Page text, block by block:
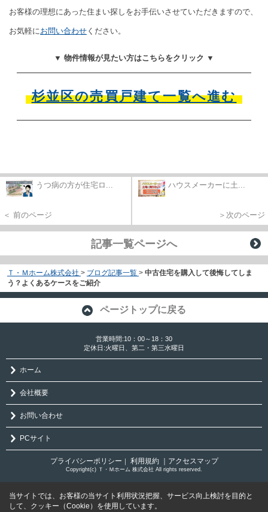
お客様の理想にあった住まい探しをお手伝いさせていただきますので、
お気軽に お問い合わせ ください。
▼ 物件情報が見たい方はこちらをクリック ▼
杉並区の売買戸建て一覧へ進む
うつ病の方が住宅ロ...
＜ 前のページ
ハウスメーカーに土...
＞次のページ
記事一覧ページへ
Ｔ・Ｍホーム株式会社 > ブログ記事一覧 > 中古住宅を購入して後悔してしま
う？よくあるケースをご紹介
ページトップに戻る
営業時間:10：00～18：30
定休日:火曜日、第二・第三水曜日
ホーム
会社概要
お問い合わせ
PCサイト
プライバシーポリシー ｜ 利用規約 ｜アクセスマップ
Copyright(c) Ｔ・Ｍホーム 株式会社 All rights reserved.
当サイトでは、お客様の当サイト利用状況把握、サービス向上検討を目的と
して、クッキー（Cookie）を使用しています。